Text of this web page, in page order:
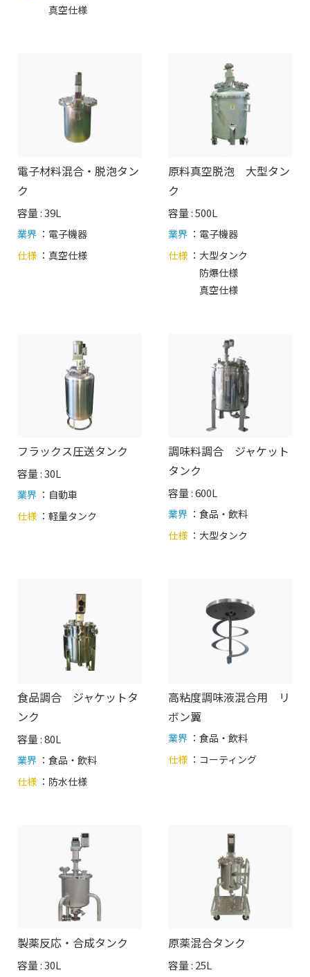
真空仕様
電子材料混合・脱泡タン
ク
容量 : 39L
業界 ：電子機器
仕様 ： 真空仕様
原料真空脱泡 大型タン
ク
容量 : 500L
業界 ：電子機器
仕様 ：大型タンク
防爆仕様
真空仕様
フラックス圧送タンク
容量 : 30L
業界 ：自動車
仕様 ： 軽量タンク
調味料調合 ジャケット
タンク
容量 : 600L
業界 ：食品・飲料
仕様 ：大型タンク
食品調合 ジャケットタ
ンク
容量 : 80L
業界 ：食品・飲料
仕様 ： 防水仕様
高粘度調味液混合用 リ
ボン翼
業界 ：食品・飲料
仕様 ： コーティング
製薬反応・合成タンク
容量 : 30L
原薬混合タンク
容量 : 25L